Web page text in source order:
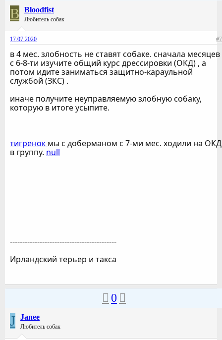
B Bloodfist
Любитель собак
17.07.2020 #7
в 4 мес. злобность не ставят собаке. сначала месяцев
с 6-8-ти изучите общий курс дрессировки (ОКД) , а
потом идите заниматься защитно-караульной
службой (ЗКС) .
иначе получите неуправляемую злобную собаку,
которую в итоге усыпите.
тигренок мы с доберманом с 7-ми мес. ходили на ОКД
в группу. null
-------------------------------------------
Ирландский терьер и такса
0
J Janee
Любитель собак